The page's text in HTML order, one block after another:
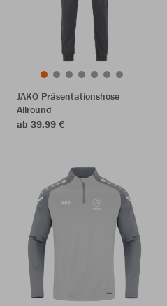
JAKO Präsentationshose
Allround
ab 39,99 €